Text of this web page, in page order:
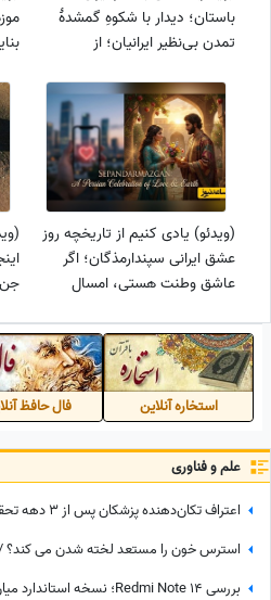
باستان؛ دیدار با شکوهِ گمشدهٔ
تمدن بی‌نظیر ایرانیان؛ از
ظروف زرین ساسانی، گنجینه‌ای
که قلب موزه لوور را تسخیر کرده
است!
(ویدئو) یادی کنیم از تاریخچه روز
عشق ایرانی سپندارمذگان؛ اگر
عاشق وطنت هستی، امسال
زن، عشق و زمین را جشن بگیر
استخاره آنلاین فال حافظ
علم و فناوری